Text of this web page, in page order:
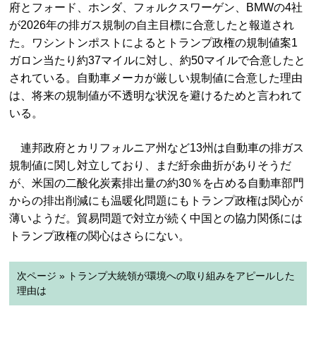
府とフォード、ホンダ、フォルクスワーゲン、BMWの4社
が2026年の排ガス規制の自主目標に合意したと報道され
た。ワシントンポストによるとトランプ政権の規制値案1
ガロン当たり約37マイルに対し、約50マイルで合意したと
されている。自動車メーカが厳しい規制値に合意した理由
は、将来の規制値が不透明な状況を避けるためと言われて
いる。
連邦政府とカリフォルニア州など13州は自動車の排ガス
規制値に関し対立しており、まだ紆余曲折がありそうだ
が、米国の二酸化炭素排出量の約30％を占める自動車部門
からの排出削減にも温暖化問題にもトランプ政権は関心が
薄いようだ。貿易問題で対立が続く中国との協力関係には
トランプ政権の関心はさらにない。
次ページ » トランプ大統領が環境への取り組みをアピールした
理由は